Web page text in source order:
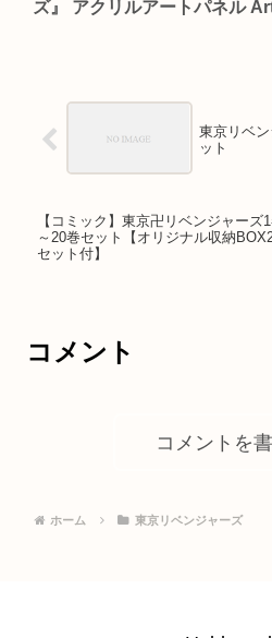
ズ』 アクリルアートパネル
東京リベ
ット
【コミック】東京卍リベンジャーズ
～20巻セット【オリジナル収納
セット付】
コメント
コメントを
ホーム 東京リベンジャーズ